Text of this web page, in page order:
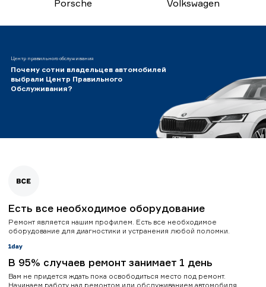
Porsche
Volkswagen
Центр правильного обслуживания
Почему сотни владельцев автомобилей
выбрали Центр Правильного
Обслуживания?
Есть все необходимое оборудование
Ремонт является нашим профилем. Есть все необходимое
оборудование для диагностики и устранения любой поломки.
В 95% случаев ремонт занимает 1 день
Вам не придется ждать пока освободиться место под ремонт.
Начинаем работу над ремонтом или обслуживанием автомобиля